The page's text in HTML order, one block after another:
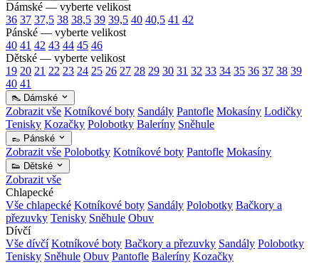
Dámské — vyberte velikost
36 37 37,5 38 38,5 39 39,5 40 40,5 41 42
Pánské — vyberte velikost
40 41 42 43 44 45 46
Dětské — vyberte velikost
19 20 21 22 23 24 25 26 27 28 29 30 31 32 33 34 35 36 37 38 39
40 41
👠 Dámské
Zobrazit vše Kotníkové boty Sandály Pantofle Mokasíny Lodičky
Tenisky Kozačky Polobotky Baleríny Sněhule
👞 Pánské
Zobrazit vše Polobotky Kotníkové boty Pantofle Mokasíny
👟 Dětské
Zobrazit vše
Chlapecké
Vše chlapecké Kotníkové boty Sandály Polobotky Bačkory a
přezuvky Tenisky Sněhule Obuv
Dívčí
Vše dívčí Kotníkové boty Bačkory a přezuvky Sandály Polobotky
Tenisky Sněhule Obuv Pantofle Baleríny Kozačky